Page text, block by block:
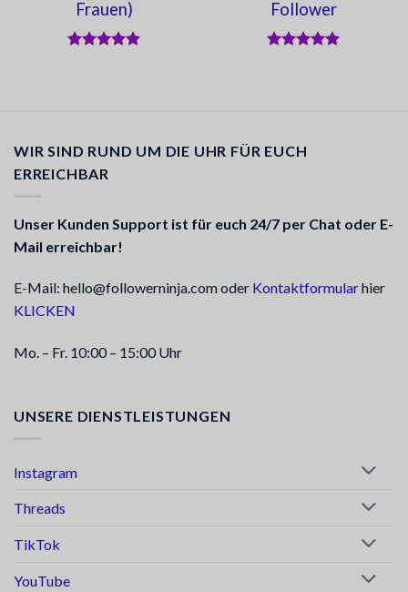
Frauen) Follower
WIR SIND RUND UM DIE UHR FÜR EUCH
ERREICHBAR
Unser Kunden Support ist für euch 24/7 per Chat oder E-
Mail erreichbar!
E-Mail: hello@followerninja.com oder Kontaktformularhier
KLICKEN
Mo. – Fr. 10:00 – 15:00 Uhr
UNSERE DIENSTLEISTUNGEN
Instagram
Threads
TikTok
YouTube